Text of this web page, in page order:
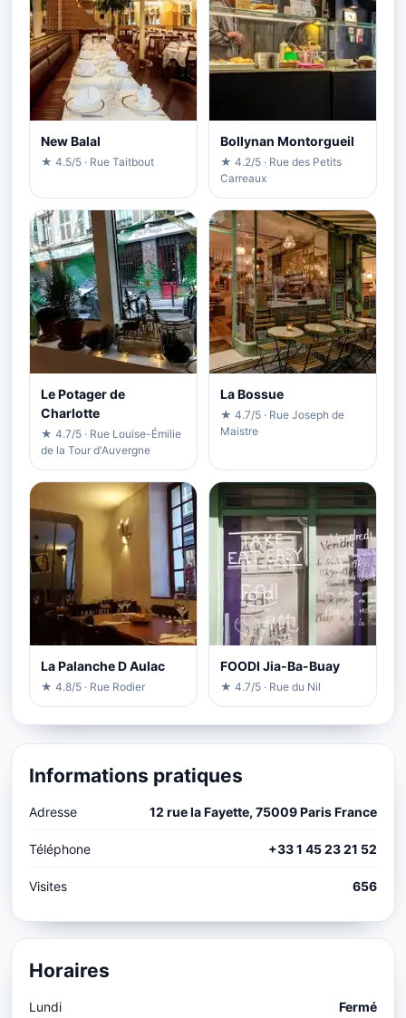
New Balal
★ 4.5/5 · Rue Taitbout
Bollynan Montorgueil
★ 4.2/5 · Rue des Petits
Carreaux
Le Potager de
Charlotte
★ 4.7/5 · Rue Louise-Émilie
de la Tour d'Auvergne
La Bossue
★ 4.7/5 · Rue Joseph de
Maistre
La Palanche D Aulac
★ 4.8/5 · Rue Rodier
FOODI Jia-Ba-Buay
★ 4.7/5 · Rue du Nil
Informations pratiques
Adresse 12 rue la Fayette, 75009 Paris France
Téléphone +33 1 45 23 21 52
Visites 656
Horaires
Lundi Fermé